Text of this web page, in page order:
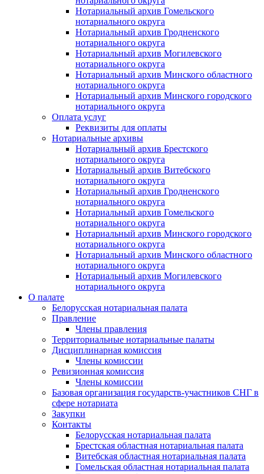
Нотариальный архив Гомельского
нотариального округа
Нотариальный архив Гродненского
нотариального округа
Нотариальный архив Могилевского
нотариального округа
Нотариальный архив Минского областного
нотариального округа
Нотариальный архив Минского городского
нотариального округа
Оплата услуг
Реквизиты для оплаты
Нотариальные архивы
Нотариальный архив Брестского
нотариального округа
Нотариальный архив Витебского
нотариального округа
Нотариальный архив Гродненского
нотариального округа
Нотариальный архив Гомельского
нотариального округа
Нотариальный архив Минского городского
нотариального округа
Нотариальный архив Минского областного
нотариального округа
Нотариальный архив Могилевского
нотариального округа
О палате
Белорусская нотариальная палата
Правление
Члены правления
Территориальные нотариальные палаты
Дисциплинарная комиссия
Члены комиссии
Ревизионная комиссия
Члены комиссии
Базовая организация государств-участников СНГ в
сфере нотариата
Закупки
Контакты
Белорусская нотариальная палата
Брестская областная нотариальная палата
Витебская областная нотариальная палата
Гомельская областная нотариальная палата